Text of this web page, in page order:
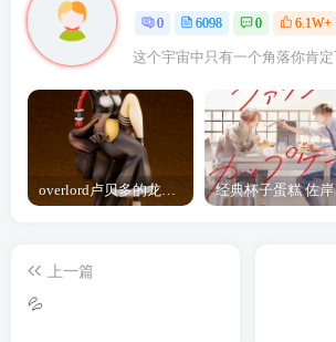
0 6098 0 6.1W+
overlord卢贝多的龙王谁厉害 「Overlord」露普斯蕾琪娜·贝塔手办开订
上一篇
💦